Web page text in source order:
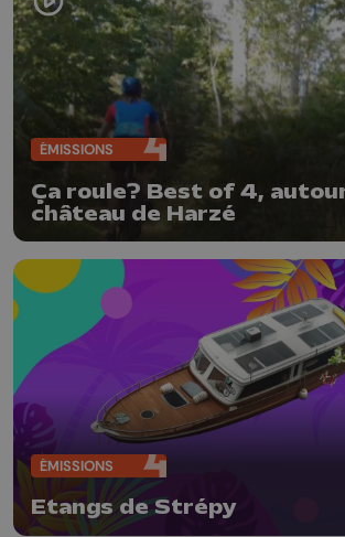
ÉMISSIONS
Ça roule? Best of 4,
château de Harzé
ÉMISSIONS
Etangs de Strépy